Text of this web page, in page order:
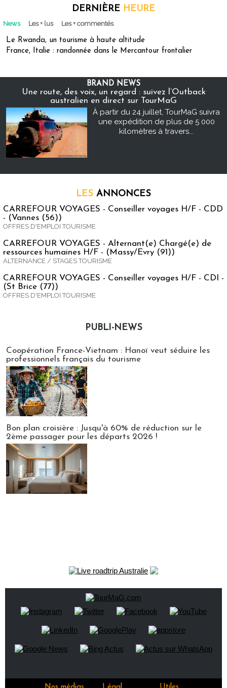
DERNIÈRE HEURE
News Les + lus Les + commentés
Le Rwanda, un tourisme à haute altitude
France, Italie : randonnée dans le Mercantour frontalier
BRAND NEWS
Une route, des voix, un regard : suivez l’Outback
australien en direct sur TourMaG
À partir du 24 juillet, TourMaG suivra
une expédition de plus de 5 000
kilomètres à travers...
LES ANNONCES
CARREFOUR VOYAGES - Conseiller voyages H/F - CDD
- (Vannes (56))
OFFRES D'EMPLOI TOURISME
CARREFOUR VOYAGES - Alternant(e) Chargé(e) de
ressources humaines H/F - (Massy/Evry (91))
ALTERNANCE / STAGES TOURISME
CARREFOUR VOYAGES - Conseiller voyages H/F - CDI -
(St Brice (77))
OFFRES D'EMPLOI TOURISME
PUBLI-NEWS
Coopération France-Vietnam : Hanoï veut séduire les
professionnels français du tourisme
Bon plan croisière : Jusqu'à 60% de réduction sur le
2ème passager pour les départs 2026 !